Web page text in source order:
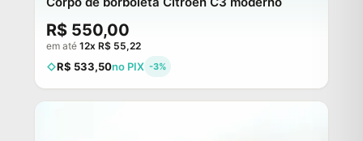
R$ 550,00
em até 12x R$ 55,22
R$ 533,50no PIX -3%